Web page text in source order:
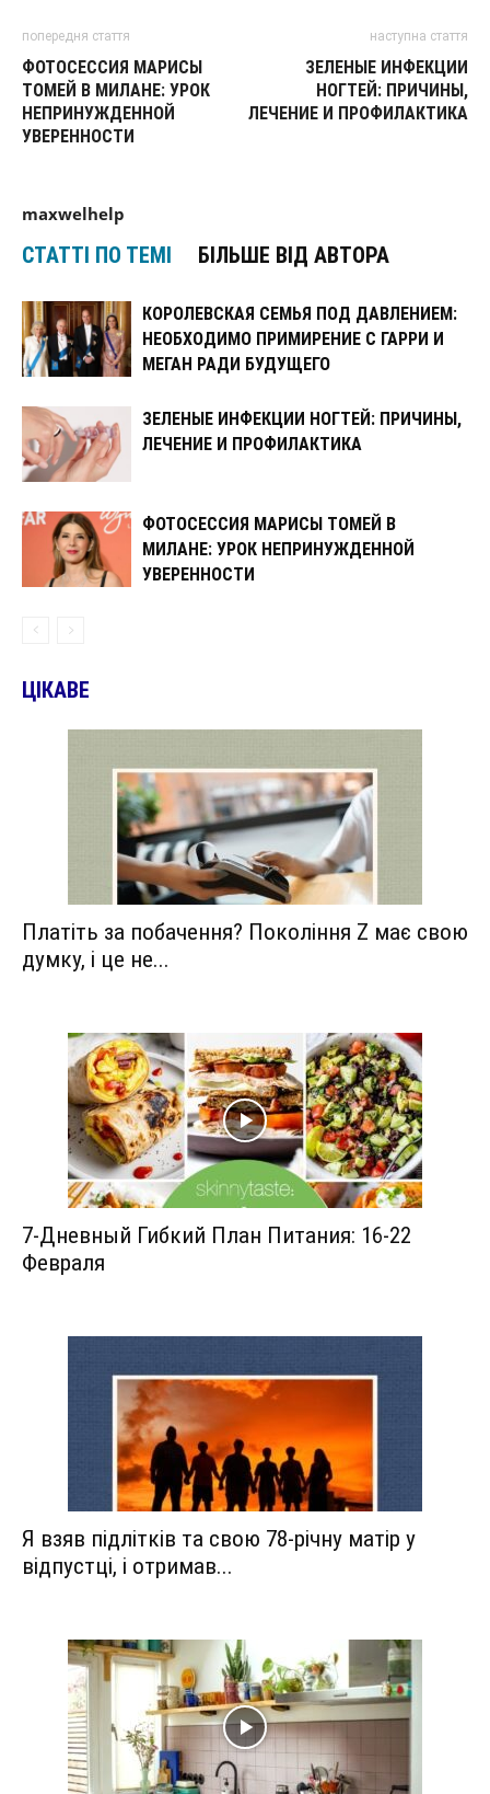
попередня стаття
ФОТОСЕССИЯ МАРИСЫ
ТОМЕЙ В МИЛАНЕ: УРОК
НЕПРИНУЖДЕННОЙ
УВЕРЕННОСТИ
наступна стаття
ЗЕЛЕНЫЕ ИНФЕКЦИИ
НОГТЕЙ: ПРИЧИНЫ,
ЛЕЧЕНИЕ И ПРОФИЛАКТИКА
maxwelhelp
СТАТТІ ПО ТЕМІ БІЛЬШЕ ВІД АВТОРА
КОРОЛЕВСКАЯ СЕМЬЯ ПОД ДАВЛЕНИЕМ:
НЕОБХОДИМО ПРИМИРЕНИЕ С ГАРРИ И
МЕГАН РАДИ БУДУЩЕГО
ЗЕЛЕНЫЕ ИНФЕКЦИИ НОГТЕЙ: ПРИЧИНЫ,
ЛЕЧЕНИЕ И ПРОФИЛАКТИКА
ФОТОСЕССИЯ МАРИСЫ ТОМЕЙ В
МИЛАНЕ: УРОК НЕПРИНУЖДЕННОЙ
УВЕРЕННОСТИ
ЦІКАВЕ
Платіть за побачення? Покоління Z має свою
думку, і це не...
7-Дневный Гибкий План Питания: 16-22
Февраля
Я взяв підлітків та свою 78-річну матір у
відпустці, і отримав...